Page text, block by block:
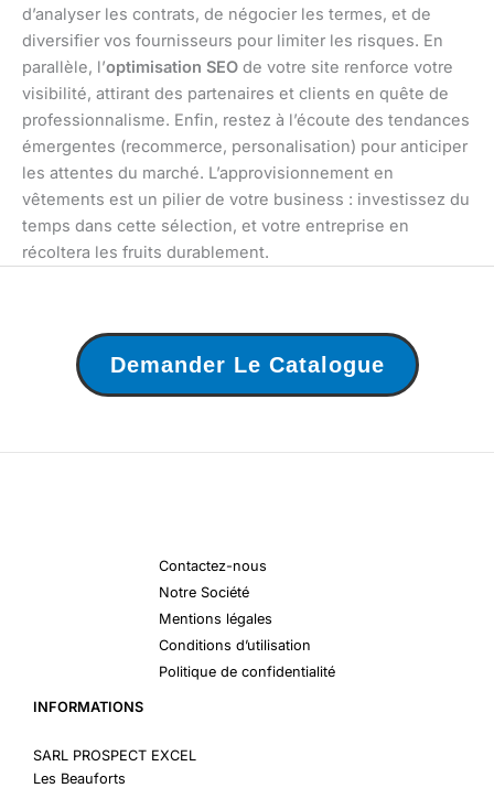
d’analyser les contrats, de négocier les termes, et de
diversifier vos fournisseurs pour limiter les risques. En
parallèle, l’optimisation SEO de votre site renforce votre
visibilité, attirant des partenaires et clients en quête de
professionnalisme. Enfin, restez à l’écoute des tendances
émergentes (recommerce, personalisation) pour anticiper
les attentes du marché. L’approvisionnement en
vêtements est un pilier de votre business : investissez du
temps dans cette sélection, et votre entreprise en
récoltera les fruits durablement.
Demander Le Catalogue
Contactez-nous
Notre Société
Mentions légales
Conditions d’utilisation
Politique de confidentialité
INFORMATIONS
SARL PROSPECT EXCEL
Les Beauforts